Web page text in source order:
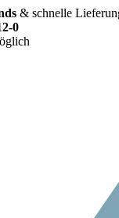
& schnelle
0